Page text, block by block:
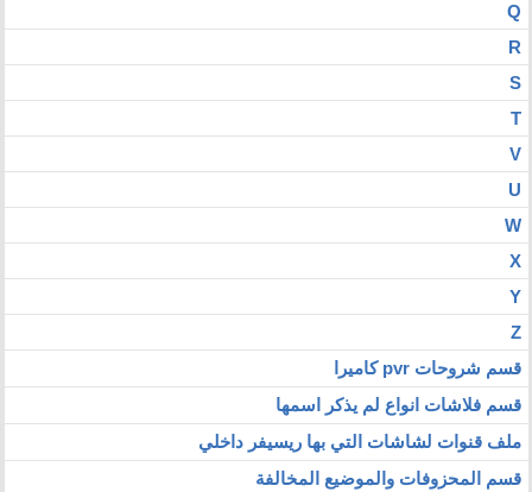
Q
R
S
T
V
U
W
X
Y
Z
قسم شروحات pvr كاميرا
قسم فلاشات انواع لم يذكر اسمها
ملف قنوات لشاشات التي بها ريسيفر داخلي
قسم المحزوفات والموضيع المخالفة